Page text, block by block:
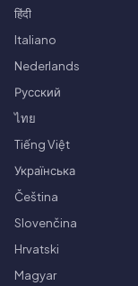
हिंदी
Italiano
Nederlands
Русский
ไทย
Tiếng Việt
Українська
Čeština
Slovenčina
Hrvatski
Magyar